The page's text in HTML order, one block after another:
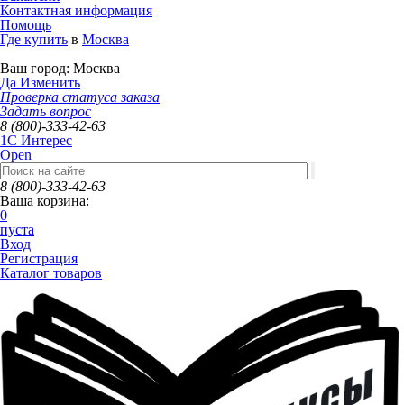
Контактная информация
Помощь
Где купить в Москва
Ваш город: Москва
Да Изменить
Проверка статуса заказа
Задать вопрос
8 (800)-333-42-63
1C Интерес
Open
8 (800)-333-42-63
Ваша корзина:
0
пуста
Вход
Регистрация
Каталог товаров